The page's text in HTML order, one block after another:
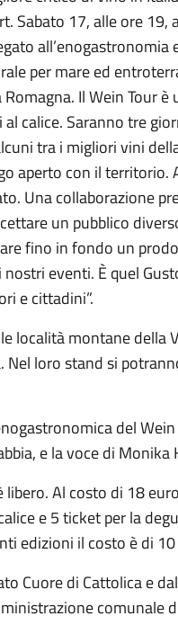
Sabato 17, alle ore
per mare ed
Il Wein Tour
calice. Saranno tre
tra i migliori vini
aperto con il territorio.
Una collaborazione
un pubblico
fino in fondo un
eventi. È quel
e cittadini”.
località montane della
loro stand si
del
e la voce di Monika
libero. Al costo di 18
e 5 ticket per la
edizioni il costo è di
Cuore di Cattolica e
comunale